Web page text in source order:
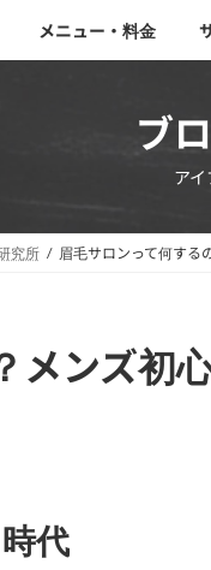
メニュー・料金
ブ
ア
究所 眉毛サロンって何する
メンズ初
代